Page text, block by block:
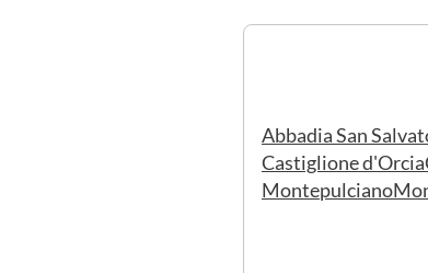
Abbadia San
Castiglione d'Orcia
Montepulciano